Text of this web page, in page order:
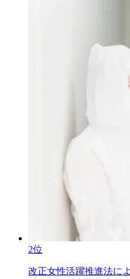
2位
改正女性活躍推進法に